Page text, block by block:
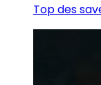
Top des